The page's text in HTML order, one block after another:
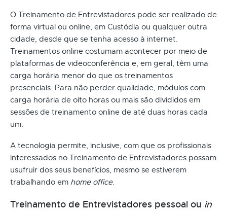
O Treinamento de Entrevistadores pode ser realizado de
forma virtual ou online, em Custódia ou qualquer outra
cidade, desde que se tenha acesso à internet.
Treinamentos online costumam acontecer por meio de
plataformas de videoconferência e, em geral, têm uma
carga horária menor do que os treinamentos
presenciais. Para não perder qualidade, módulos com
carga horária de oito horas ou mais são divididos em
sessões de treinamento online de até duas horas cada
um.
A tecnologia permite, inclusive, com que os profissionais
interessados no Treinamento de Entrevistadores possam
usufruir dos seus benefícios, mesmo se estiverem
trabalhando em home office.
Treinamento de Entrevistadores pessoal ou in